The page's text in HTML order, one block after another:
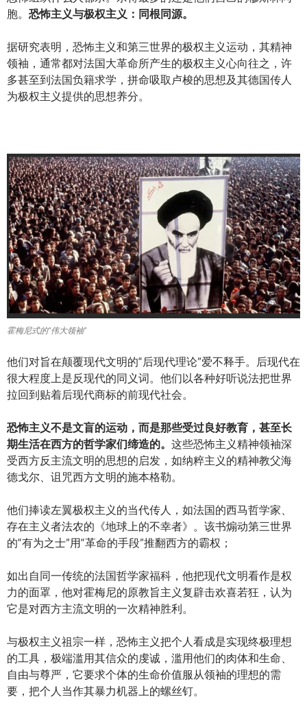
胞。 恐怖主义与极权主义：同根同源。
据研究表明，恐怖主义和第三世界的极权主义运动，其精神
领袖，通常都对法国大革命所产生的极权主义心向往之，许
多甚至到法国负籍求学，拼命吸取卢梭的思想及其德国传人
为极权主义提供的思想养分。
霍梅尼式的“伟大领袖”
他们对旨在颠覆现代文明的“后现代理论”爱不释手。后现代在
很大程度上是反现代的同义词。他们以各种好听说法把世界
拉回到贴着后现代商标的前现代社会。
恐怖主义不是文盲的运动，而是那些受过良好教育，甚至长
期生活在西方的哲学家们缔造的。 这些恐怖主义精神领袖深
受西方反主流文明的思想的启发，如纳粹主义的精神教父海
德戈尔、诅咒西方文明的施本格勒。
他们捧读左翼极权主义的当代传人，如法国的西马哲学家、
存在主义者法农的《地球上的不幸者》。该书煽动第三世界
的“有为之士”用“革命的手段”推翻西方的霸权；
如出自同一传统的法国哲学家福科，他把现代文明看作是权
力的面罩，他对霍梅尼的原教旨主义复辟击欢喜若狂，认为
它是对西方主流文明的一次精神胜利。
与极权主义祖宗一样，恐怖主义把个人看成是实现终极理想
的工具，极端滥用其信众的虔诚，滥用他们的肉体和生命、
自由与尊严，它要求个体的生命价值服从领袖的理想的需
要，把个人当作其暴力机器上的螺丝钉。